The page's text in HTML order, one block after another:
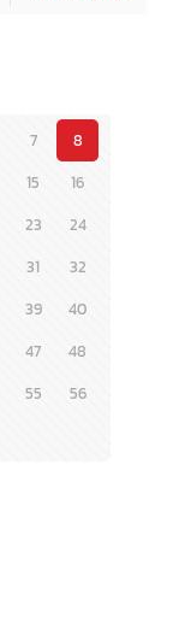
7
8
15
16
23
24
31
32
39
40
47
48
55
56